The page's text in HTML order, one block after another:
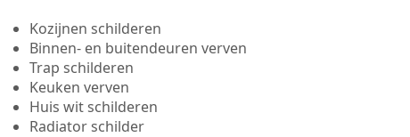
Kozijnen schilderen
Binnen- en buitendeuren verven
Trap schilderen
Keuken verven
Huis wit schilderen
Radiator schilder